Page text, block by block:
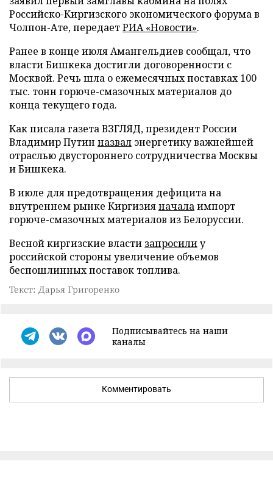
Российско-Киргизского экономического форума в
Чолпон-Ате, передаетРИА «Новости».
Ранее в конце июля Амангельдиев сообщал, что
власти Бишкека достигли договоренности с
Москвой. Речь шла о ежемесячных поставках 100
тыс. тонн горюче-смазочных материалов до
конца текущего года.
Как писала газета ВЗГЛЯД, президент России
Владимир Путин назвал энергетику важнейшей
отраслью двустороннего сотрудничества Москвы
и Бишкека.
В июле для предотвращения дефицита на
внутреннем рынке Киргизияначалаимпорт
горюче-смазочных материалов из Белоруссии.
Весной киргизские власти запросилиу
российской стороны увеличение объемов
беспошлинных поставок топлива.
Текст: Дарья Григоренко
Подписывайтесь на наши
каналы
Комментировать